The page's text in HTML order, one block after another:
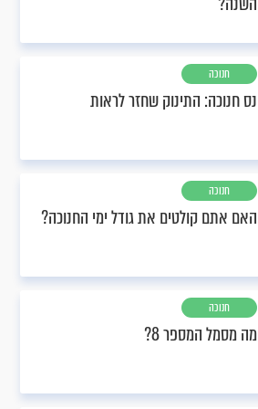
חנוכה
נס חנוכה: התינוק שחזר לראות
חנוכה
האם אתם קולטים את גודל ימי החנוכה?
חנוכה
מה מסמל המספר 8?